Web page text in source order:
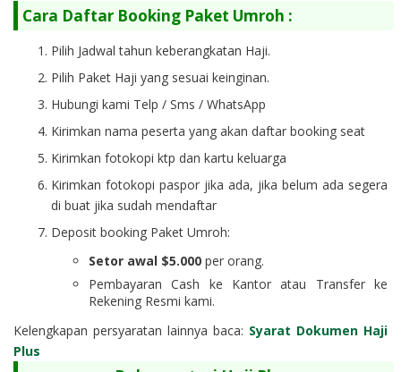
Cara Daftar Booking Paket Umroh :
Pilih Jadwal tahun keberangkatan Haji.
Pilih Paket Haji yang sesuai keinginan.
Hubungi kami Telp / Sms / WhatsApp
Kirimkan nama peserta yang akan daftar booking seat
Kirimkan fotokopi ktp dan kartu keluarga
Kirimkan fotokopi paspor jika ada, jika belum ada segera
di buat jika sudah mendaftar
Deposit booking Paket Umroh:
Setor awal $5.000 per orang.
Pembayaran Cash ke Kantor atau Transfer ke
Rekening Resmi kami.
Kelengkapan persyaratan lainnya baca: Syarat Dokumen Haji
Plus